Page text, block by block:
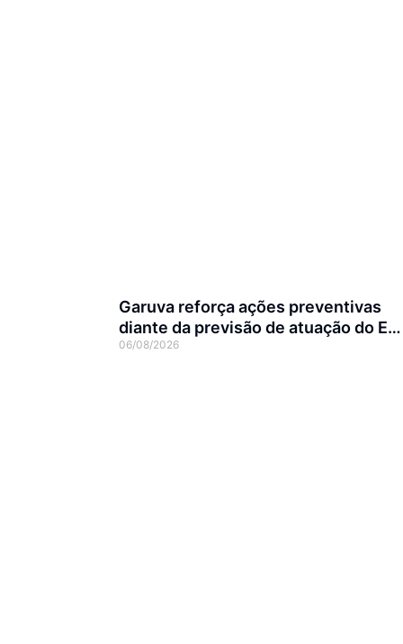
Garuva reforça ações preventivas
diante da previsão de atuação do El
Niño
06/08/2026